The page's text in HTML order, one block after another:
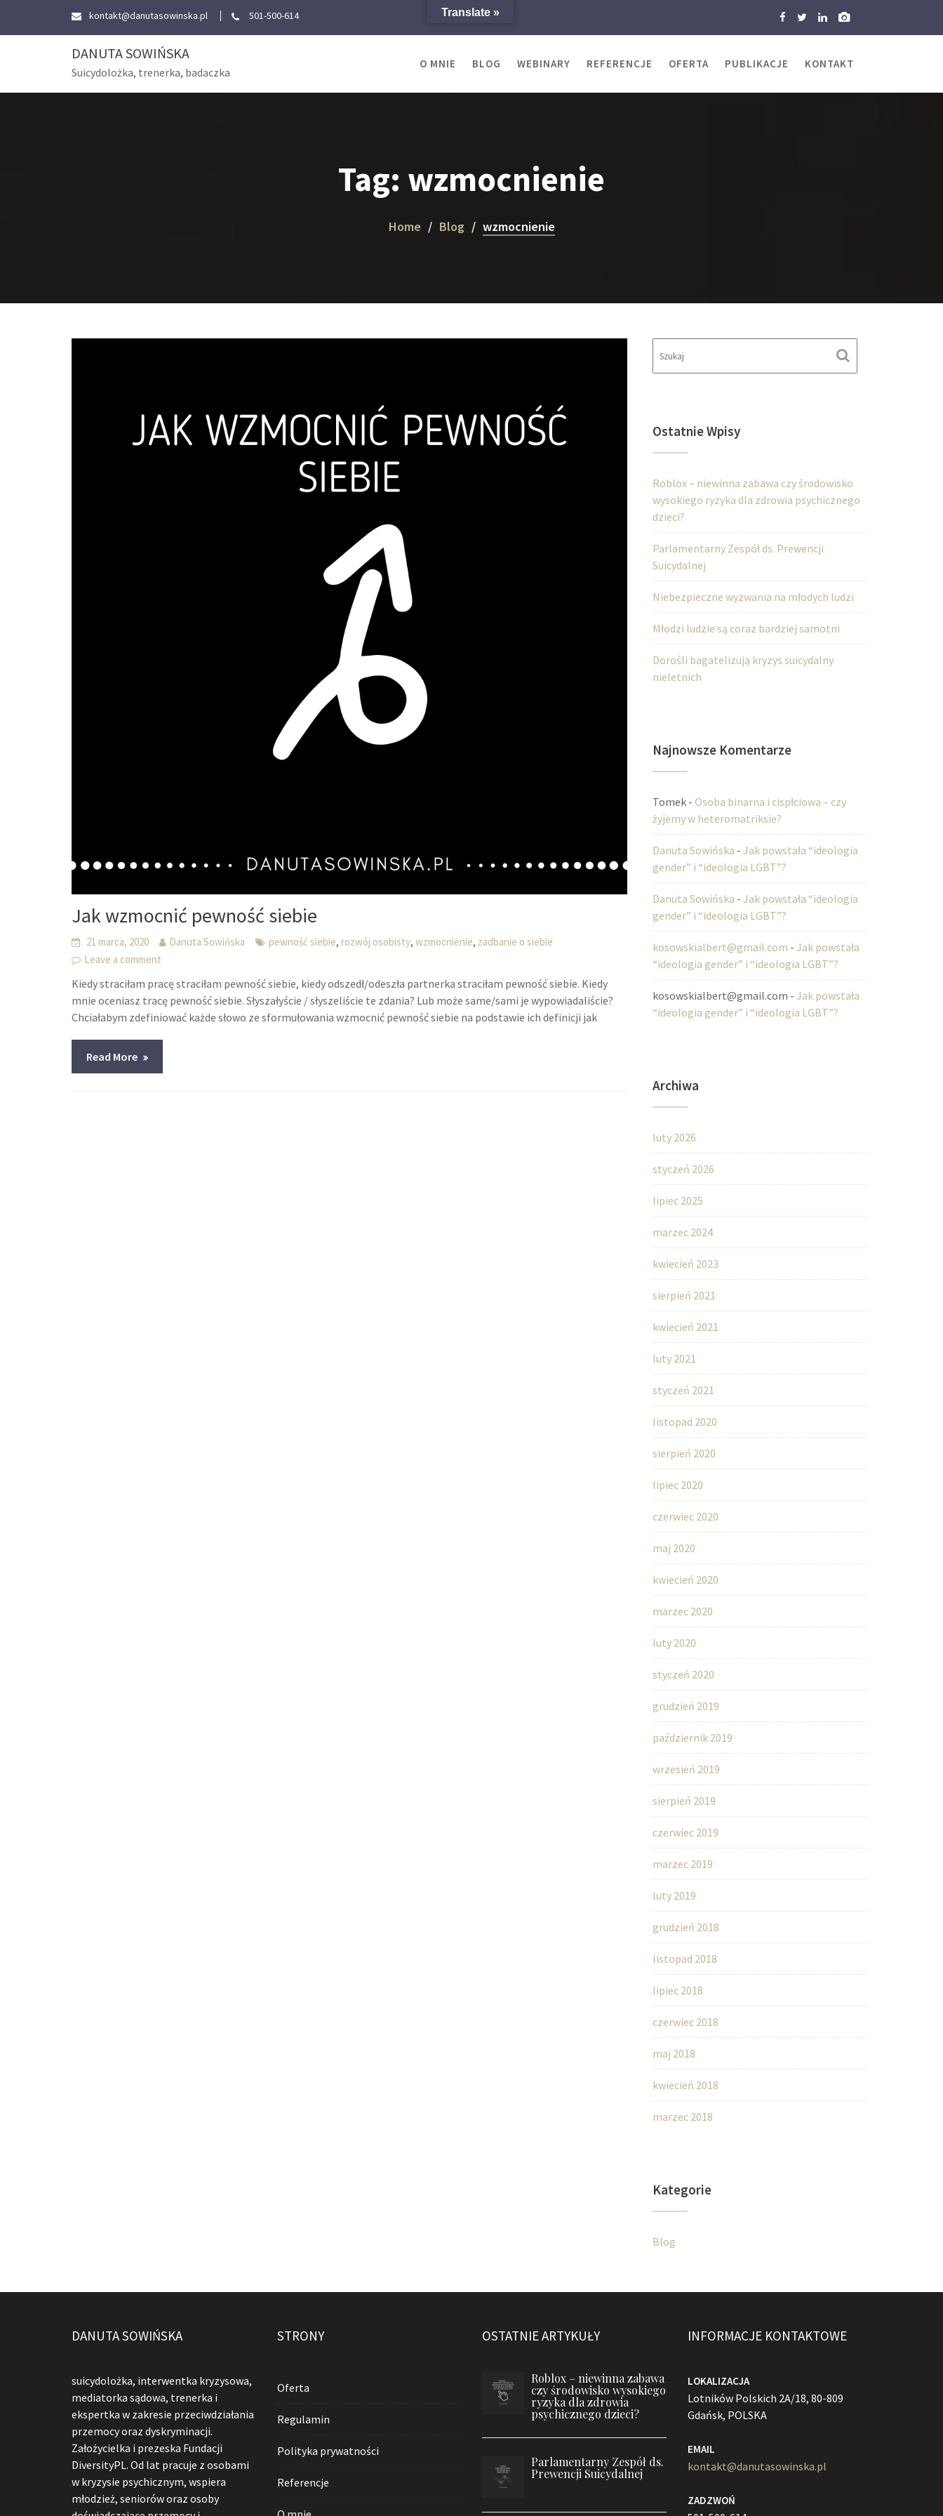
kontakt@danutasowinska.pl 501-500-614
DANUTA SOWIŃSKA
Suicydolożka, trenerka, badaczka
O MNIE BLOG WEBINARY REFERENCJE OFERTA PUBLIKACJE KONTAKT
Tag: wzmocnienie
Home Blog wzmocnienie
Jak wzmocnić pewność siebie
21 marca, 2020 Danuta Sowińska pewność siebie,rozwój osobisty,wzmocnienie, zadbanie o siebie
Leave a comment
Kiedy straciłam pracę straciłam pewność siebie, kiedy odszedł/odeszła partnerka straciłam pewność siebie. Kiedy
mnie oceniasz tracę pewność siebie. Słyszałyście / słyszeliście te zdania? Lub może same/sami je wypowiadaliście?
Chciałabym zdefiniować każde słowo ze sformułowania wzmocnić pewność siebie na podstawie ich definicji jak
Read More
Ostatnie Wpisy
Roblox – niewinna zabawa czy środowisko
wysokiego ryzyka dla zdrowia psychicznego
dzieci?
Parlamentarny Zespół ds. Prewencji
Suicydalnej
Niebezpieczne wyzwania na młodych ludzi
Młodzi ludzie są coraz bardziej samotni
Dorośli bagatelizują kryzys suicydalny
nieletnich
Najnowsze Komentarze
Tomek -Osoba binarna i cispłciowa – czy
żyjemy w heteromatriksie?
Danuta Sowińska -Jak powstała “ideologia
gender” i “ideologia LGBT”?
Danuta Sowińska -Jak powstała “ideologia
gender” i “ideologia LGBT”?
kosowskialbert@gmail.com -Jak powstała
“ideologia gender” i “ideologia LGBT”?
kosowskialbert@gmail.com -Jak powstała
“ideologia gender” i “ideologia LGBT”?
Archiwa
luty 2026
styczeń 2026
lipiec 2025
marzec 2024
kwiecień 2023
sierpień 2021
kwiecień 2021
luty 2021
styczeń 2021
listopad 2020
sierpień 2020
lipiec 2020
czerwiec 2020
maj 2020
kwiecień 2020
marzec 2020
luty 2020
styczeń 2020
grudzień 2019
październik 2019
wrzesień 2019
sierpień 2019
czerwiec 2019
marzec 2019
luty 2019
grudzień 2018
listopad 2018
lipiec 2018
czerwiec 2018
maj 2018
kwiecień 2018
marzec 2018
Kategorie
Blog
DANUTA SOWIŃSKA
suicydolożka, interwentka kryzysowa,
mediatorka sądowa, trenerka i
ekspertka w zakresie przeciwdziałania
przemocy oraz dyskryminacji.
Założycielka i prezeska Fundacji
DiversityPL. Od lat pracuje z osobami
w kryzysie psychicznym, wspiera
młodzież, seniorów oraz osoby
STRONY
Oferta
Regulamin
Polityka prywatności
Referencje
OSTATNIE ARTYKUŁY
Roblox – niewinna zabawa
czy środowisko wysokiego
ryzyka dla zdrowia
psychicznego dzieci?
Parlamentarny Zespół ds.
Prewencji Suicydalnej
INFORMACJE KONTAKTOWE
LOKALIZACJA
Lotników Polskich 2A/18, 80-809
Gdańsk, POLSKA
EMAIL
kontakt@danutasowinska.pl
ZADZWOŃ
Translate »